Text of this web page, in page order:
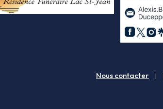
Nous contacter |